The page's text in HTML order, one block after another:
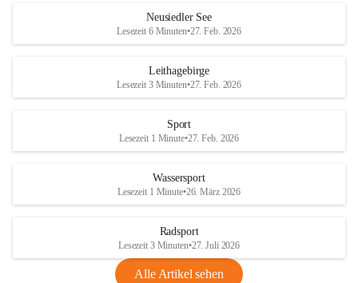
S
und den daraus folgenden wirtschaftlichen
Maßnahmen zur Bekämpfung
Rebe und der Amerikanischen
Anhang VBl. EU Nr. 18
1 Seite•1,4 MB
VBl. EU Nr. 18_2026
r
S
Neusiedler See
Lesezeit 6 Minuten•27. Feb. 2026
Leithagebirge
Lesezeit 3 Minuten•27. Feb. 2026
Sport
Lesezeit 1 Minute•27. Feb. 2026
Wassersport
Lesezeit 1 Minute•26. März 2026
Radsport
Lesezeit 3 Minuten•27. Juli 2026
Alle Artikel sehen